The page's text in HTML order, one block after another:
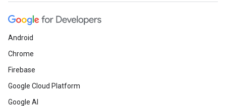
Android
Chrome
Firebase
Google Cloud Platform
Google AI